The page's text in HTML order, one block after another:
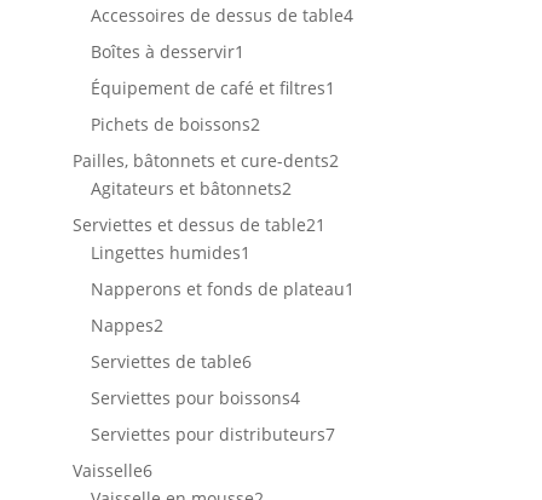
produits
Accessoires de dessus de table44
Boîtes à desservir1
produit
Équipement de café et filtres1
Pichets de boissons22
produits
Pailles, bâtonnets et cure-dents22
Agitateurs et bâtonnets22
produits
Serviettes et dessus de table21
Lingettes humides1
produit
Napperons et fonds de plateau1
Nappes22
produits
Serviettes de table66
produits
Serviettes pour boissons44
produits
Serviettes pour distributeurs77
Vaisselle66